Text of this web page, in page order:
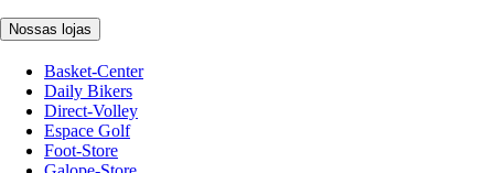
Nossas lojas
Basket-Center
Daily Bikers
Direct-Volley
Espace Golf
Foot-Store